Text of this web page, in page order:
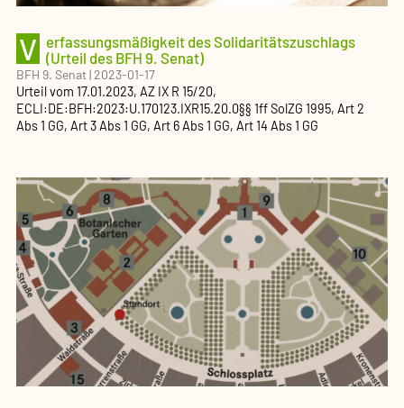
V erfassungsmäßigkeit des Solidaritätszuschlags
(Urteil des BFH 9. Senat)
BFH 9. Senat|2023-01-17
Urteilvom 17.01.2023, AZ IX R 15/20,
ECLI:DE:BFH:2023:U.170123.IXR15.20.0§§ 1ff SolZG 1995, Art 2
Abs 1 GG, Art 3 Abs 1 GG, Art 6 Abs 1 GG, Art 14 Abs 1 GG